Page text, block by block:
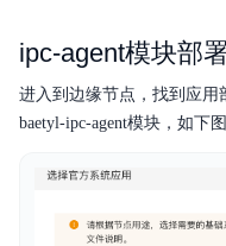
ipc-agent模块部
进入到边缘节点，找到应
baetyl-ipc-agent模块，如下